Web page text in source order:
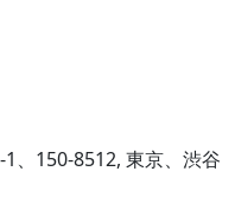
、150-8512, 東京、渋谷